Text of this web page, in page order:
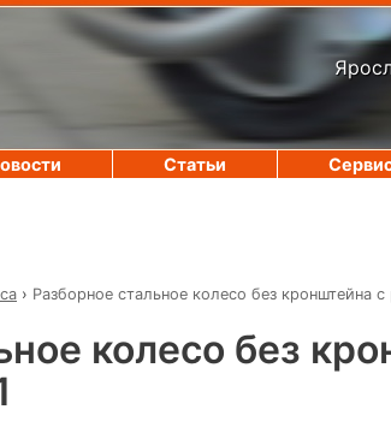
› Разборное стальное колесо без кронштейна с
колесо без
Статьи